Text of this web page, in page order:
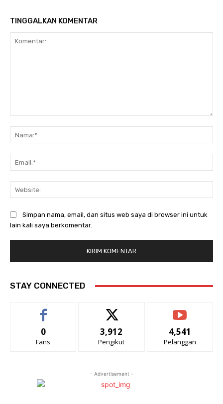
TINGGALKAN KOMENTAR
Simpan nama, email, dan situs web saya di browser ini untuk
lain kali saya berkomentar.
STAY CONNECTED
0
Fans
3,912
Pengikut
4,541
Pelanggan
- Advertisement -